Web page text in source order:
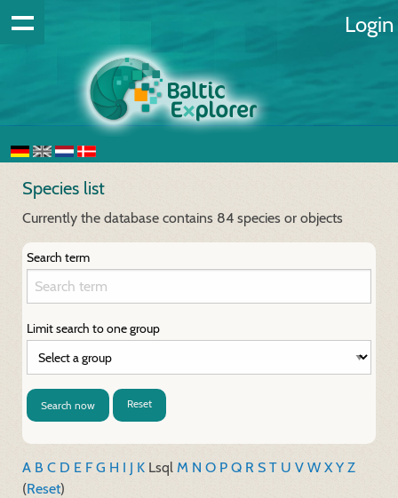
Login
Species list
Currently the database contains 84 species or objects
Search term
Limit search to one group
Search now Reset
A B C D E FG H I J K Lsql M N O P Q R S T U V W XY Z
(Reset)